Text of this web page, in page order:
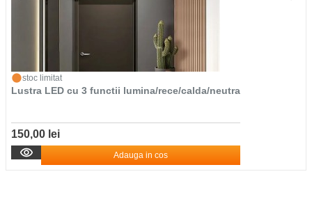
stoc limitat
Lustra LED cu 3 functii lumina/rece/calda/neutra
150,00 lei
Adauga in cos